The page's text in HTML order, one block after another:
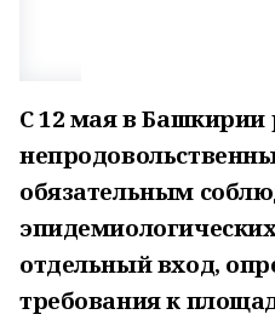
С 12 мая в Башкирии
обязательным
отдельный вход,
требования к